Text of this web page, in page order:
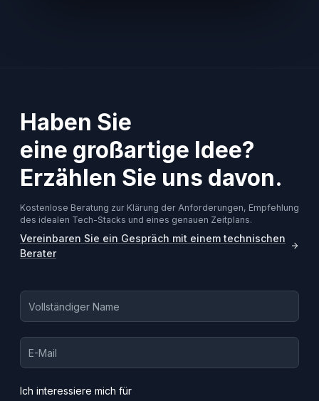
Haben Sie
eine großartige Idee?
Erzählen Sie uns davon.
Kostenlose Beratung zur Klärung der Anforderungen, Empfehlung
des idealen Tech-Stacks und eines genauen Zeitplans.
Vereinbaren Sie ein Gespräch mit einem technischen
Berater
Ich interessiere mich für